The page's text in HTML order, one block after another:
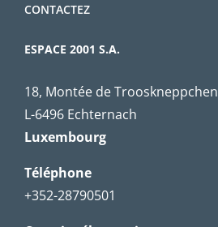
CONTACTEZ
ESPACE 2001 S.A.
18, Montée de Trooskneppchen
L-6496 Echternach
Luxembourg
Téléphone
+352-28790501